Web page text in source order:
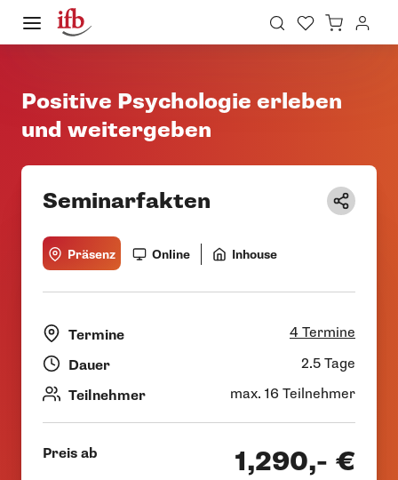
Positive Psychologie erleben
und weitergeben
Seminarfakten
Präsenz Online Inhouse
Termine
4 Termine
Dauer
2.5 Tage
Teilnehmer
max. 16 Teilnehmer
Preis ab 1,290,- €